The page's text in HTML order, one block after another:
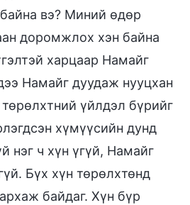
вэ? Миний өдөр
доромжлох хэн байна
харцаар Намайг
Намайг дуудаж нууцхан
үйлдэл бүрийг
хүмүүсийн дунд
нэг ч хүн үгүй, Намайг
Бүх хүн төрөлхтөнд
байдаг. Хүн бүр